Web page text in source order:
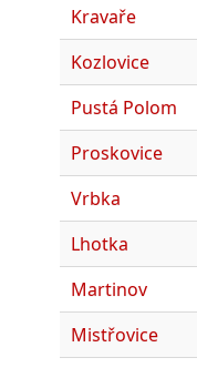
Kravaře
Kozlovice
Pustá Polom
Proskovice
Vrbka
Lhotka
Martinov
Mistřovice